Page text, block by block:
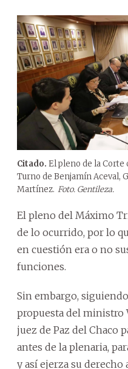
Citado. El pleno de la Corte
Turno de Benjamín Aceval,
Martínez. Foto. Gentileza.
El pleno del Máximo
de lo ocurrido, por lo
en cuestión era o no
funciones.
Sin embargo,
propuesta del ministro
juez de Paz del Chaco
antes de la plenaria,
y así ejerza su derecho